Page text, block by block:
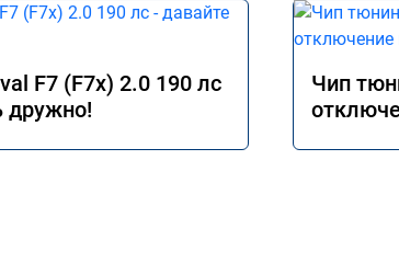
F7 (F7x) 2.0 190 лс
дружно!
Чип